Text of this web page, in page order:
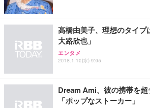
高橋由美子、理想のタイプ
大路欣也」
エンタメ
2018.1.10(水) 9:05
Dream Ami、彼の携帯を
「ポップなストーカー」